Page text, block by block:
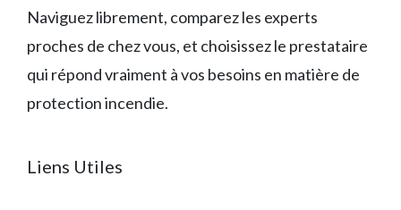
Naviguez librement, comparez les experts
proches de chez vous, et choisissez le prestataire
qui répond vraiment à vos besoins en matière de
protection incendie.
Liens Utiles